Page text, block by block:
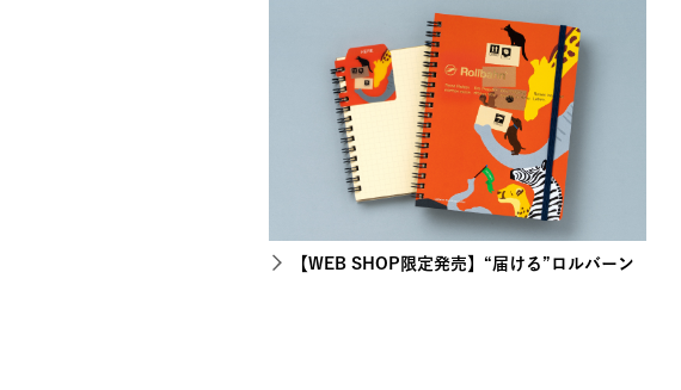
【WEB SHOP限定発売】“届ける”ロルバーン